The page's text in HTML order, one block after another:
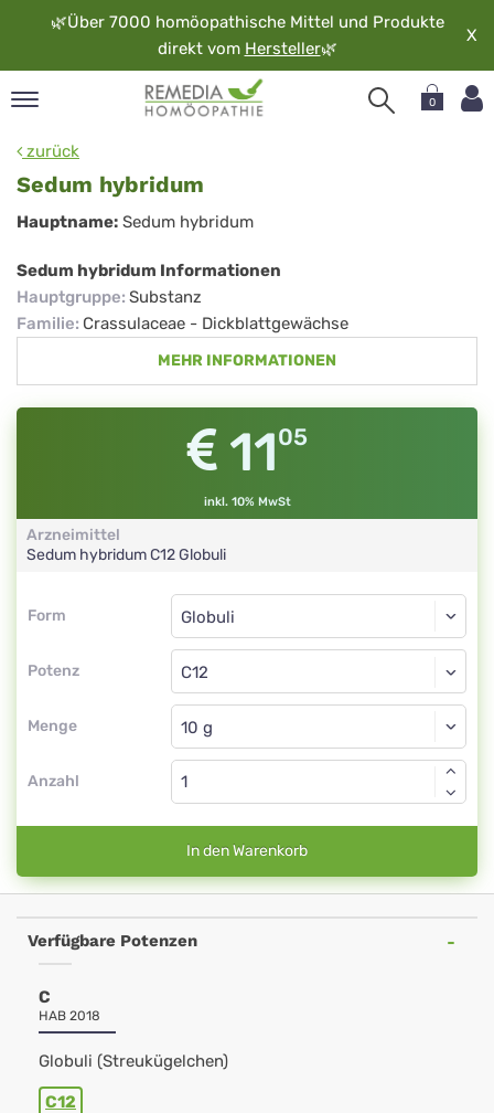
🌿Über 7000 homöopathische Mittel und Produkte
direkt vom Hersteller🌿
X
0
zurück
Sedum hybridum
Sedum
hybridum
Hauptname: Sedum hybridum
Sedum hybridum Informationen
Hauptgruppe: Substanz
Familie: Crassulaceae - Dickblattgewächse
MEHR INFORMATIONEN
1105
inkl. 10% MwSt
Arzneimittel
Sedum hybridumC12Globuli
Form
Form
Potenz
Globuli
C12
Menge
Globuli
Anzahl
In den Warenkorb
Verfügbare Potenzen
C
HAB 2018
Globuli (Streukügelchen)
C12